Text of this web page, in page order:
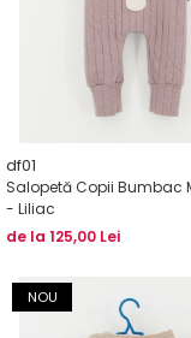
df01
Salopetă Copii Bumbac
- Liliac
de la 125,00 Lei
NOU